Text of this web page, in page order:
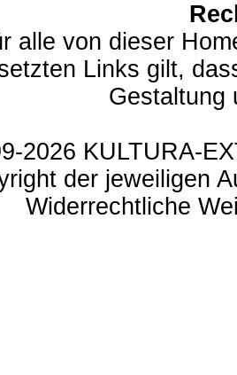
alle von dieser
Links gilt,
Gestaltung
2026 KULTURA-
der jeweiligen
Widerrechtliche